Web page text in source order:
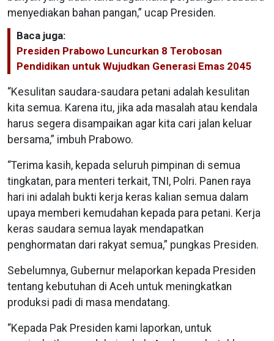
menyediakan bahan pangan,” ucap Presiden.
Baca juga:
Presiden Prabowo Luncurkan 8 Terobosan
Pendidikan untuk Wujudkan Generasi Emas 2045
“Kesulitan saudara-saudara petani adalah kesulitan
kita semua. Karena itu, jika ada masalah atau kendala
harus segera disampaikan agar kita cari jalan keluar
bersama,” imbuh Prabowo.
“Terima kasih, kepada seluruh pimpinan di semua
tingkatan, para menteri terkait, TNI, Polri. Panen raya
hari ini adalah bukti kerja keras kalian semua dalam
upaya memberi kemudahan kepada para petani. Kerja
keras saudara semua layak mendapatkan
penghormatan dari rakyat semua,” pungkas Presiden.
Sebelumnya, Gubernur melaporkan kepada Presiden
tentang kebutuhan di Aceh untuk meningkatkan
produksi padi di masa mendatang.
“Kepada Pak Presiden kami laporkan, untuk